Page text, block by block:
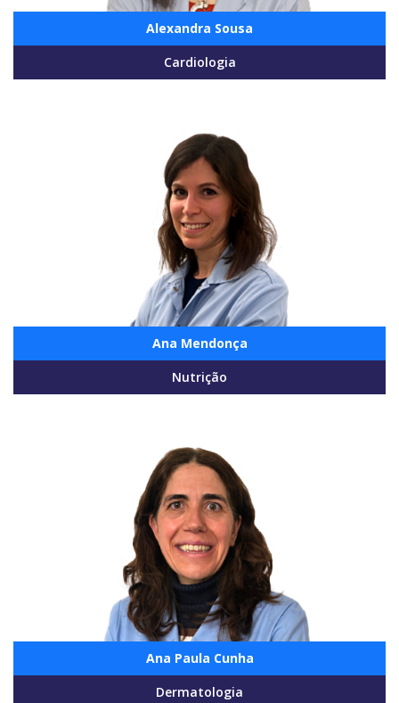
Alexandra Sousa
Cardiologia
Ana Mendonça
Nutrição
Ana Paula Cunha
Dermatologia